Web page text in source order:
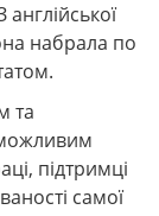
набрала по
та
підтримці
самої